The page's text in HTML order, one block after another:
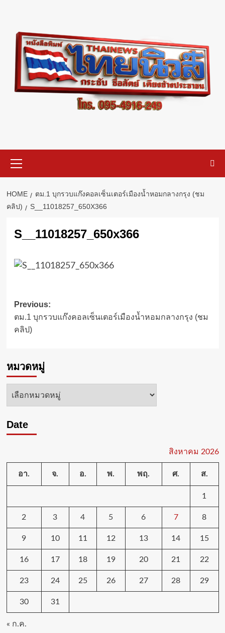
content
Menu
HOME
ตม.1 บุกรวบแก๊งคอลเซ็นเตอร์เมืองน้ำหอมกลางกรุง (ชม
คลิป)
S__11018257_650X366
S__11018257_650x366
Post
navigation
Previous:
ตม.1 บุกรวบแก๊งคอลเซ็นเตอร์เมืองน้ำหอมกลางกรุง (ชม
คลิป)
หมวดหมู่
หมวด
Date
สิงหาคม 2026
อา. จ. อ. พ. พฤ. ศ. ส.
1
2 3 4 5 6 7 8
9 10 11 12 13 14 15
16 17 18 19 20 21 22
23 24 25 26 27 28 29
30 31
« ก.ค.